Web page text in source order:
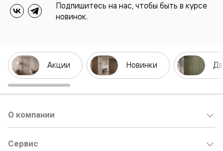
Подпишитесь на нас, чтобы быть в курсе
новинок.
Акции Новинки
О компании
Сервис